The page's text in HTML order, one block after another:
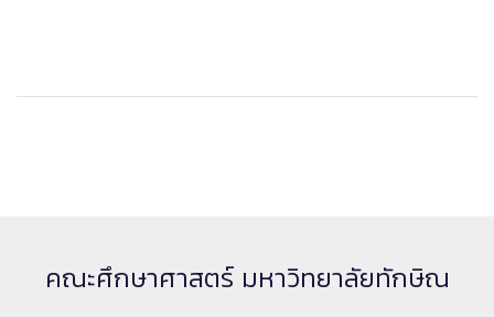
คณะศึกษาศาสตร์ มหาวิทยาลัยทักษิณ